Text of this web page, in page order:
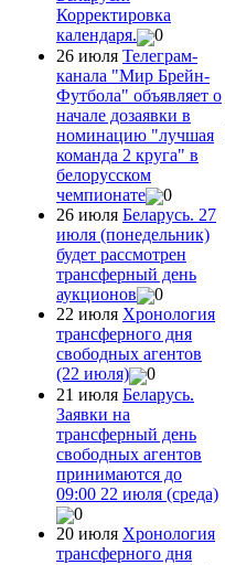
Корректировка
календаря.
0
26 июля Телеграм-
канала "Мир Брейн-
Футбола" объявляет о
начале дозаявки в
номинацию "лучшая
команда 2 круга" в
белорусском
чемпионате
0
26 июля Беларусь. 27
июля (понедельник)
будет рассмотрен
трансферный день
аукционов
0
22 июля Хронология
трансферного дня
свободных агентов
(22 июля)
0
21 июля Беларусь.
Заявки на
трансферный день
свободных агентов
принимаются до
09:00 22 июля (среда)
0
20 июля Хронология
трансферного дня